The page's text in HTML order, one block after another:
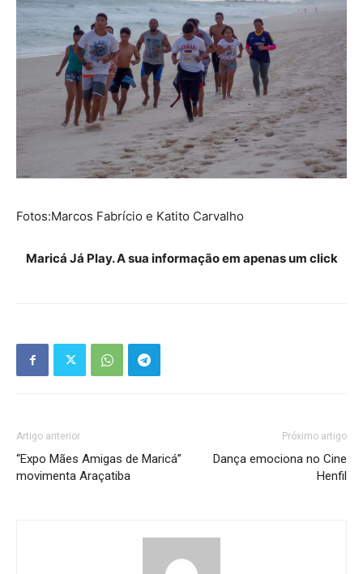
Fotos:Marcos Fabrício e Katito Carvalho
Maricá Já Play. A sua informação em apenas um click
Artigo anterior
“Expo Mães Amigas de Maricá”
movimenta Araçatiba
Próximo artigo
Dança emociona no Cine
Henfil